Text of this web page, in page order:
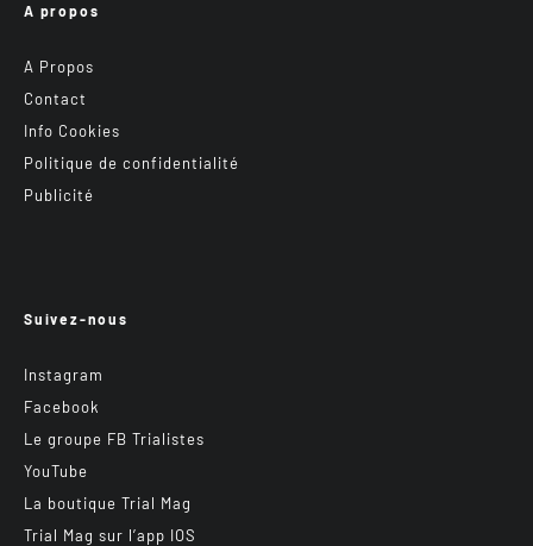
A propos
A Propos
Contact
Info Cookies
Politique de confidentialité
Publicité
Suivez-nous
Instagram
Facebook
Le groupe FB Trialistes
YouTube
La boutique Trial Mag
Trial Mag sur l’app IOS